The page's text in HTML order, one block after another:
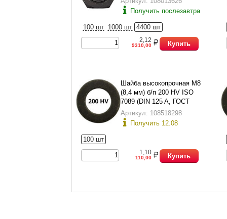
Получить послезавтра
100 шт 1000 шт 4400 шт
2,12
9310,00 Купить
Шайба высокопрочная М8
(8,4 мм) б/п 200 HV ISO
7089 (DIN 125 A, ГОСТ
11371-78 исп.1)
Артикул: 108518298
Получить 12.08
100 шт
1,10
110,00 Купить